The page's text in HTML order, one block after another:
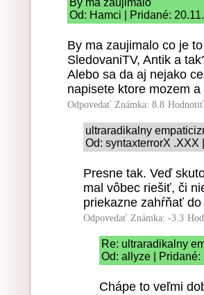
By ma zaujimalo
Od: Hamci | Pridané:
By ma zaujimalo co je
SledovaniTV, Antik a
Alebo sa da aj nejako
napisete ktore mozem
Odpovedať Známka: 8.8
ultraradikalny
Od: syntaxterrorX .XXX
Presne tak. Veď
mal vôbec riešiť, či
priekazne zahŕňať
Odpovedať Známka: -3.3
Re: ultraradikalny
Od: allyze | Pridané:
Chápe to veľmi